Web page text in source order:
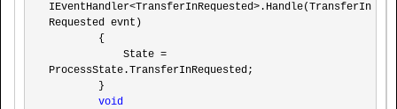
IEventHandler<TransferInRequested> .Handle(TransferIn
Requested evnt)
            State
=
ProcessState.TransferInRequested;
void